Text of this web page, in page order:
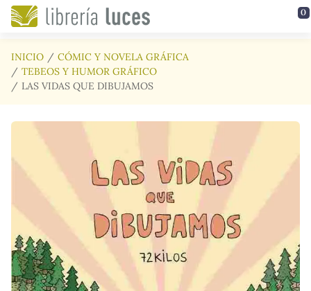
Saltar al contenido principal 0
INICIO
CÓMIC Y NOVELA GRÁFICA
TEBEOS Y HUMOR GRÁFICO
LAS VIDAS QUE DIBUJAMOS